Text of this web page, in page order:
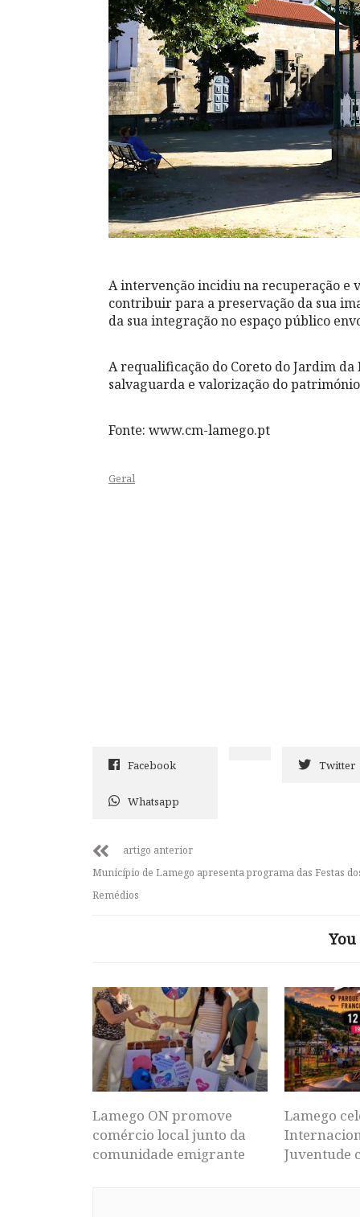
A intervenção incidiu na recuperação e
contribuir para a preservação da sua
da sua integração no espaço público
A requalificação do Coreto do Jardim
salvaguarda e valorização do
Fonte: www.cm-lamego.pt
Geral
Facebook Twitter
Whatsapp
artigo anterior
Município de Lamego apresenta programa das Festas
Remédios
Lamego ON promove
comércio local junto da
comunidade emigrante
Lamego
Juventude